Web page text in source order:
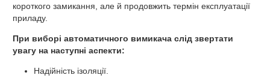
короткого замикання, але й продовжить термін експлуатації
приладу.
При виборі автоматичного вимикача слід звертати
увагу на наступні аспекти:
Надійність ізоляції.